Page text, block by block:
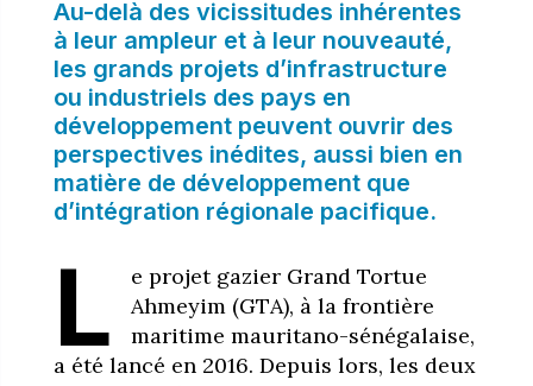
Au-delà des vicissitudes inhérentes
à leur ampleur et à leur nouveauté,
les grands projets d’infrastructure
ou industriels des pays en
développement peuvent ouvrir des
perspectives inédites, aussi bien en
matière de développement que
d’intégration régionale pacifique.
L
e projet gazier Grand Tortue
Ahmeyim (GTA), à la frontière
maritime mauritano-sénégalaise,
a été lancé en 2016. Depuis lors, les deux